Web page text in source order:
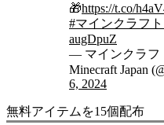
🎁https://t.co/
#マインクラフ
augDpuZ
— マインクラフ
Minecraft Japan
6, 2024
無料アイテムを15個配布